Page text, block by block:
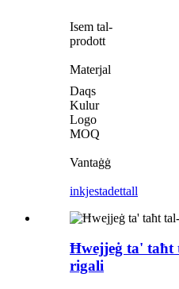
Isem tal-
prodott
Materjal
Daqs
Kulur
Logo
MOQ
Vantaġġ
inkjestadettall
Ħwejjeġ ta' taħt
rigali